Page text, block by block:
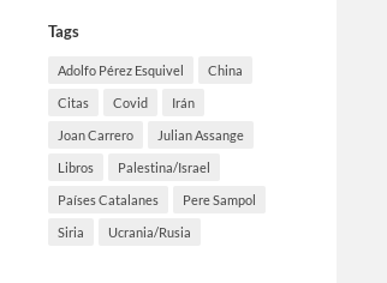
Tags
Adolfo Pérez Esquivel China
Citas Covid Irán
Joan Carrero Julian Assange
Libros Palestina/Israel
Países Catalanes Pere Sampol
Siria Ucrania/Rusia